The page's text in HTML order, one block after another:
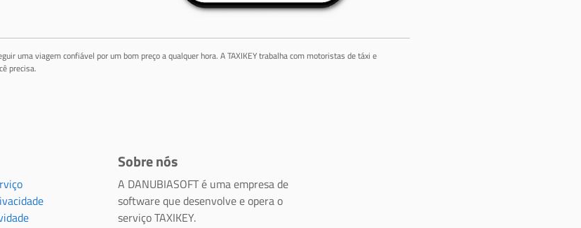
uma viagem confiável por um bom preço a qualquer hora. A TAXIKEY trabalha com motoristas de táxi e
precisa.
Sobre nós
A DANUBIASOFT é uma empresa de
software que desenvolve e opera o
serviço TAXIKEY.